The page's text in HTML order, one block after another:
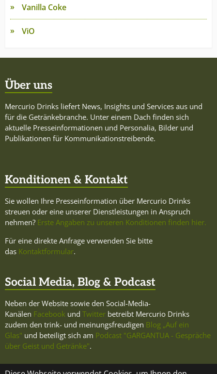
Vanilla Coke
ViO
Über uns
Mercurio Drinks liefert News, Insights und Services aus und
für die Getränkebranche. Unter einem Dach finden sich
aktuelle Presseinformationen und Personalia, Bilder und
Publikationen für Kommunikationstreibende.
Konditionen & Kontakt
Sie wollen Ihre Presseinformation über Mercurio Drinks
streuen oder eine unserer Dienstleistungen in Anspruch
nehmen? Erste Angaben zu unseren Konditionen finden hier.
Für eine direkte Anfrage verwenden Sie bitte
das Kontaktformular.
Social Media, Blog & Podcast
Neben der Website sowie den Social-Media-
Kanälen Facebook und Twitter betreibt Mercurio Drinks
zudem den trink- und meinungsfreudigen Blog „Auf ein
Glas" und beteiligt sich am Podcast "GARGANTUA - Gespräche
über Geist und Getränke".